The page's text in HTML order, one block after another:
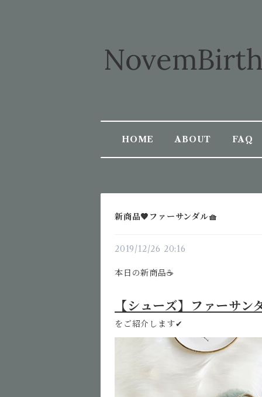
HOME ABOUT FAQ
新商品🤎ファーサンダル🧺
2019/12/26 20:16
本日の新商品☕️
【シューズ】ファーサン
をご紹介します✔︎